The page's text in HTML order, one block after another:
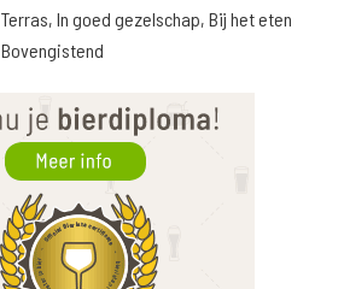
Terras, In goed gezelschap, Bij het eten
Bovengistend